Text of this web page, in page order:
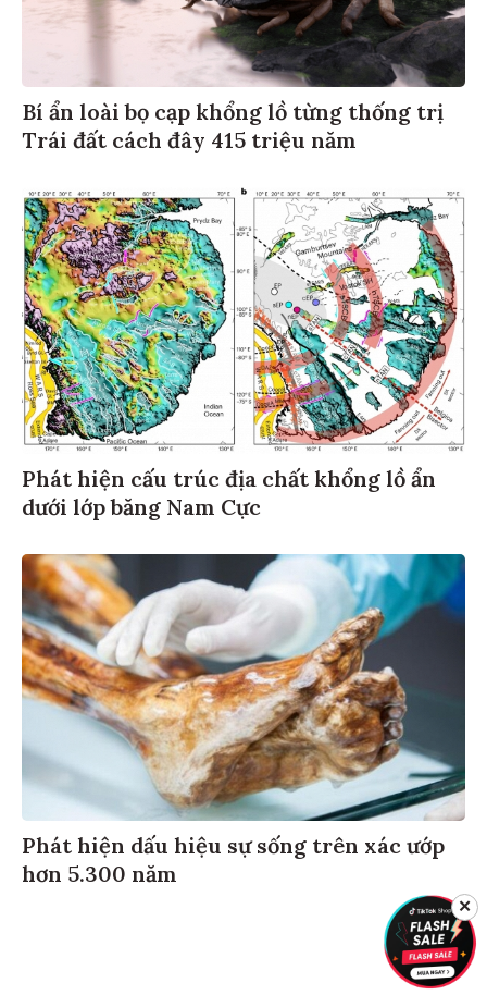
Bí ẩn loài bọ cạp khổng lồ từng thống trị
Trái đất cách đây 415 triệu năm
Phát hiện cấu trúc địa chất khổng lồ ẩn
dưới lớp băng Nam Cực
Phát hiện dấu hiệu sự sống trên xác ướp
hơn 5.300 năm
✕